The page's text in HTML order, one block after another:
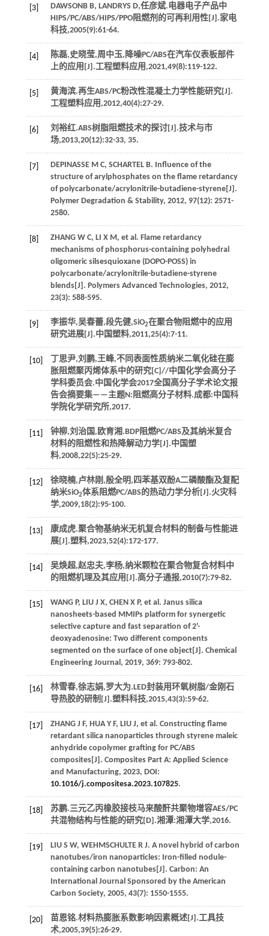
[3] DAWSONB B, LANDRYS D,任彦斌.电器电子产品中
HIPS/PC/ABS/HIPS/PPO阻燃剂的可再利用性[J].家电
科技,2005(9):61-64.
[4]
陈磊,史晓莹,周中玉,降噪PC/ABS在汽车仪表板部件
上的应用[J].工程塑料应用 ,2021,49(8):119-122.
[5]
黄海滨.再生ABS/PC粉改性混凝土力学性能研究[J].
工程塑料应用 ,2012,40(4):27-29.
[6] 刘裕红.ABS树脂阻燃技术的探讨[J].技术与市
场,2013,20(12):32-33, 35.
[7] DEPINASSE M C, SCHARTEL B. Influence of the
structure of arylphosphates on the flame retardancy
of polycarbonate/acrylonitrile-butadiene-styrene[J].
Polymer Degradation & Stability, 2012, 97(12): 2571-
2580.
[8] ZHANG W C, LI X M, et al. Flame retardancy
mechanisms of phosphorus-containing polyhedral
oligomeric silsesquioxane (DOPO-POSS) in
polycarbonate/acrylonitrile-butadiene-styrene
blends[J]. Polymers Advanced Technologies, 2012,
23(3): 588-595.
[9] 李振华,吴春蕾,段先健,SiO2在聚合物阻燃中的应用
研究进展[J].中国塑料,2011,25(4):7-11.
[10]
丁思尹,刘鹏,王峰,不同表面性质纳米二氧化硅在膨
胀阻燃聚丙烯体系中的研究[C]//中国化学会高分子
学科委员会.中国化学会2017全国高分子学术论文报
告会摘要集——主题N:阻燃高分子材料.成都:中国科
学院化学研究所,2017.
[11]
钟柳,刘治国,欧育湘.BDP阻燃PC/ABS及其纳米复合
材料的阻燃性和热降解动力学[J].中国塑
料,2008,22(5):25-29.
[12]
徐晓楠,卢林刚,殷全明,四苯基双酚A二磷酸酯及复配
纳米SiO2体系阻燃PC/ABS的热动力学分析[J].火灾科
学,2009,18(2):95-100.
[13]
康成虎.聚合物基纳米无机复合材料的制备与性能进
展[J].塑料,2023,52(4):172-177.
[14]
吴焕超,赵忠夫,李杨,纳米颗粒在聚合物复合材料中
的阻燃机理及其应用[J].高分子通报,2010(7):79-82.
[15] WANG P, LIU J X, CHEN X P, et al. Janus silica
nanosheets-based MMIPs platform for synergetic
selective capture and fast separation of 2'-
deoxyadenosine: Two different components
segmented on the surface of one object[J]. Chemical
Engineering Journal, 2019, 369: 793-802.
[16]
林雪春,徐志娟,罗大为.LED封装用环氧树脂/金刚石
导热胶的研制[J].塑料科技,2015,43(3):59-62.
[17] ZHANG J F, HUA Y F, LIU J, et al. Constructing flame
retardant silica nanoparticles through styrene maleic
anhydride copolymer grafting for PC/ABS
composites[J]. Composites Part A: Applied Science
and Manufacturing, 2023, DOI:
10.1016/j.compositesa.2023.107825.
[18]
苏鹏.三元乙丙橡胶接枝马来酸酐共聚物增容AES/PC
共混物结构与性能的研究[D].湘潭:湘潭大学,2016.
[19] LIU S W, WEHMSCHULTE R J. A novel hybrid of carbon
nanotubes/iron nanoparticles: Iron-filled nodule-
containing carbon nanotubes[J]. Carbon: An
International Journal Sponsored by the American
Carbon Society, 2005, 43(7): 1550-1555.
[20] 苗恩铭.材料热膨胀系数影响因素概述[J].工具技
术,2005,39(5):26-29.